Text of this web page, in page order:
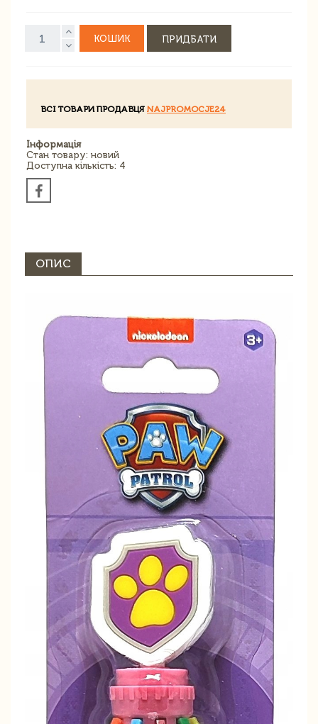
КОШИК ПРИДБАТИ
ВСІ ТОВАРИ ПРОДАВЦЯ NAJPROMOCJE24
Інформація
Стан товару: новий
Доступна кількість: 4
ОПИС